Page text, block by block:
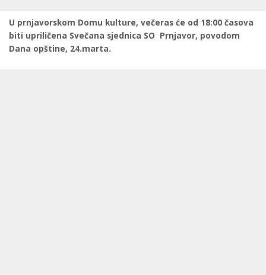
U prnjavorskom Domu kulture, večeras će od 18:00 časova
biti upriličena Svečana sjednica SO Prnjavor, povodom
Dana opštine, 24.marta.